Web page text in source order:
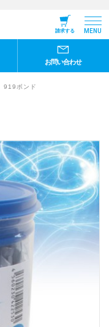
請求する MENU
お問い合わせ
919ボンド